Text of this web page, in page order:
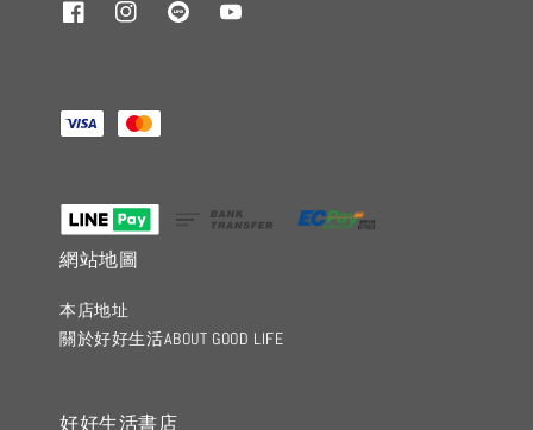
網站地圖
本店地址
關於好好生活ABOUT GOOD LIFE
好好生活書店